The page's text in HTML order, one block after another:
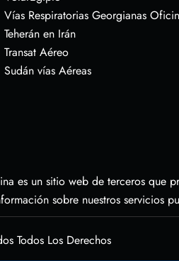
Vías Respiratorias Georgianas
Teherán en Irán
Transat Aéreo
Sudán vías Aéreas
es un sitio web de terceros
sobre nuestros servicios
Todos Los Derechos